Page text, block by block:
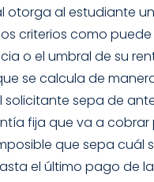
otorga al estudiante
criterios como puede
o el umbral de su
se calcula de
solicitante sepa de
fija que va a cobrar
que sepa cuál
el último pago de